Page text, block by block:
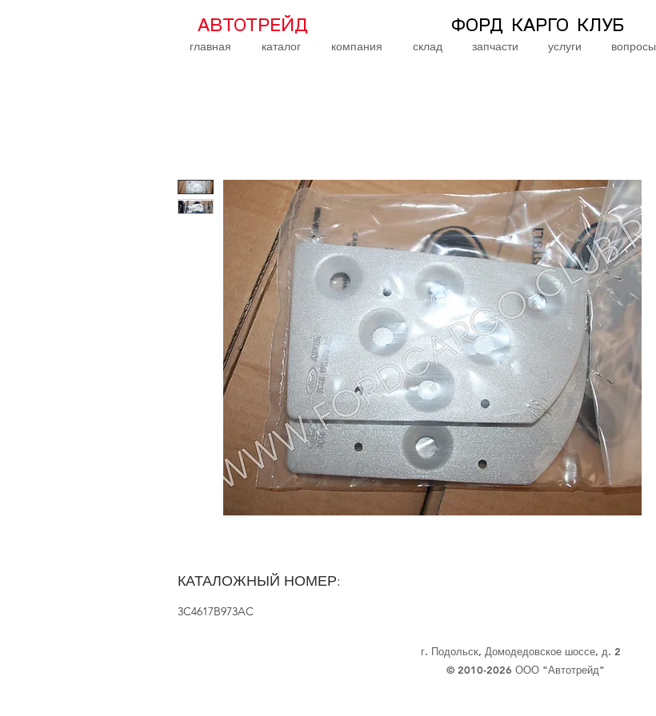
АВТОТРЕЙД ФОРД КАРГО КЛУБ
главная каталог компания склад запчасти услуги вопросы
КАТАЛОЖНЫЙ НОМЕР:
3C4617B973AC
г. Подольск, Домодедовское шоссе, д. 2
© 2010-2026 ООО "Автотрейд"